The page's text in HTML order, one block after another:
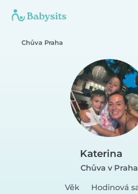
Chůva Praha
Katerina
Chůva v Praha
Věk
Hodinová